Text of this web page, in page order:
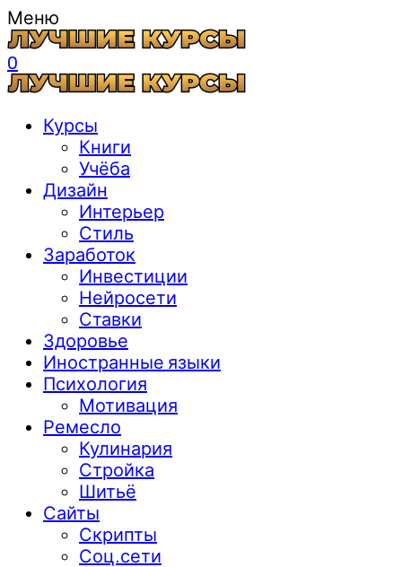
Меню
0
Курсы
Книги
Учёба
Дизайн
Интерьер
Стиль
Заработок
Инвестиции
Нейросети
Ставки
Здоровье
Иностранные языки
Психология
Мотивация
Ремесло
Кулинария
Стройка
Шитьё
Сайты
Скрипты
Соц.сети